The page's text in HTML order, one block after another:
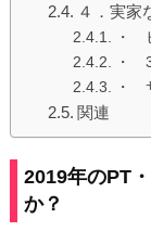
４．実家
・
・
・
関連
2019年のPT
か？